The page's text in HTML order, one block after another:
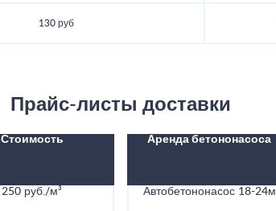
130 руб
Прайс-листы доставки
Стоимость
250 руб./м³
Аренда бетононасоса
Автобетононасос 18-24м